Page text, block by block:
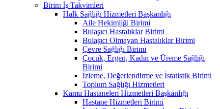
Birim İş Takvimleri
Halk Sağlığı Hizmetleri Başkanlığı
Aile Hekimliği Birimi
Bulaşıcı Hastalıklar Birimi
Bulaşıcı Olmayan Hastalıklar Birimi
Çevre Sağlığı Birimi
Çocuk, Ergen, Kadın ve Üreme Sağlığı
Birimi
İzleme, Değerlendirme ve İstatistik Birimi
Toplum Sağlığı Hizmetleri
Kamu Hastaneleri Hizmetleri Başkanlığı
Hastane Hizmetleri Birimi